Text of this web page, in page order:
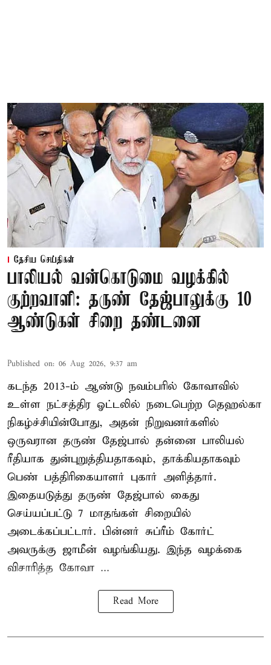
தேசிய செய்திகள்
பாலியல் வன்கொடுமை வழக்கில்
குற்றவாளி: தருண் தேஜ்பாலுக்கு 10
ஆண்டுகள் சிறை தண்டனை
Published on: 06 Aug 2026, 9:37 am
கடந்த 2013-ம் ஆண்டு நவம்பரில் கோவாவில்
உள்ள நட்சத்திர ஓட்டலில் நடைபெற்ற தெஹல்கா
நிகழ்ச்சியின்போது, அதன் நிறுவனர்களில்
ஒருவரான தருண் தேஜ்பால் தன்னை பாலியல்
ரீதியாக துன்புறுத்தியதாகவும், தாக்கியதாகவும்
பெண் பத்திரிகையாளர் புகார் அளித்தார்.
இதையடுத்து தருண் தேஜ்பால் கைது
செய்யப்பட்டு 7 மாதங்கள் சிறையில்
அடைக்கப்பட்டார். பின்னர் சுப்ரீம் கோர்ட்
அவருக்கு ஜாமீன் வழங்கியது. இந்த வழக்கை
விசாரித்த கோவா ...
Read More